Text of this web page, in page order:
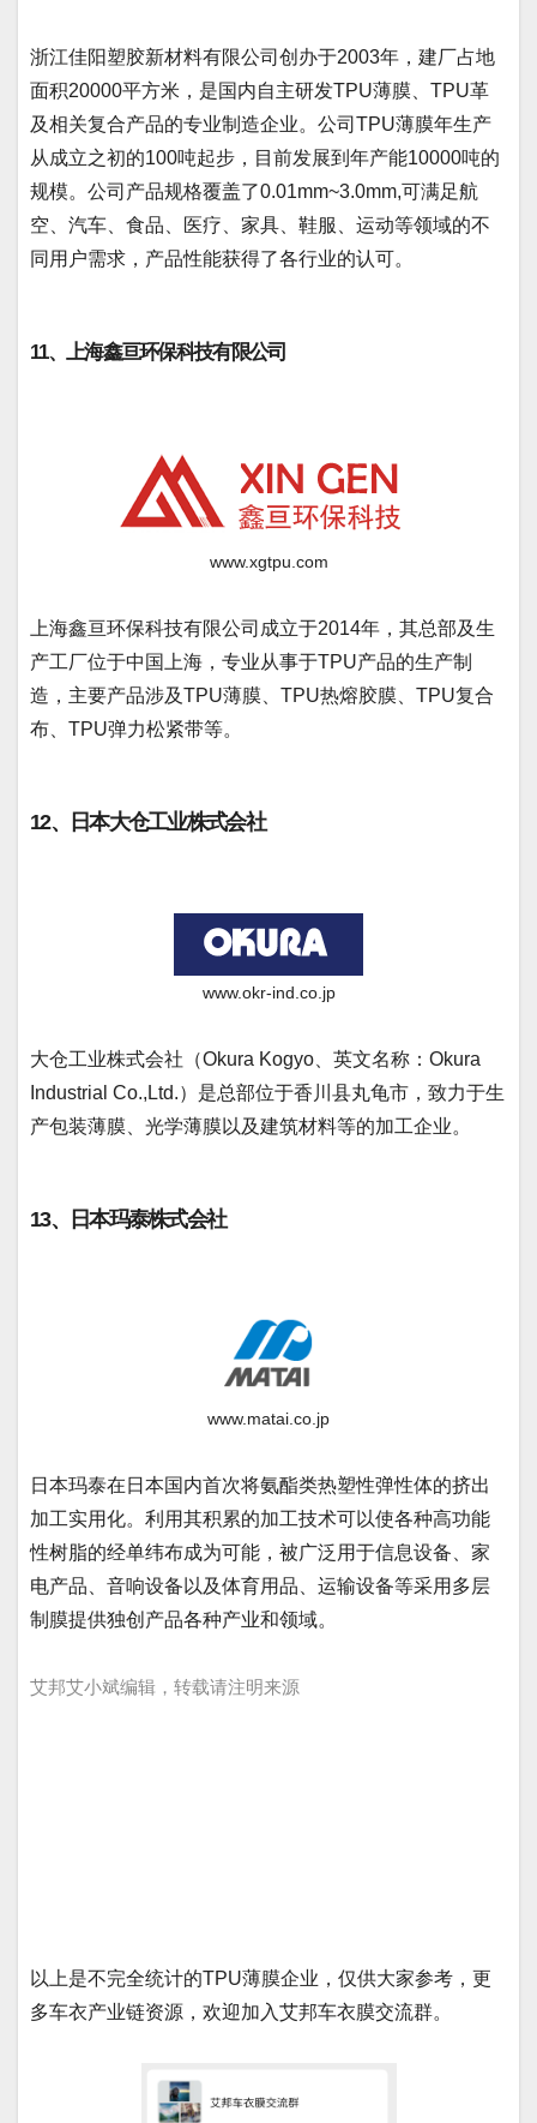
浙江佳阳塑胶新材料有限公司创办于2003年，建厂占地
面积20000平方米，是国内自主研发TPU薄膜、TPU革
及相关复合产品的专业制造企业。公司TPU薄膜年生产
从成立之初的100吨起步，目前发展到年产能10000吨的
规模。公司产品规格覆盖了0.01mm~3.0mm,可满足航
空、汽车、食品、医疗、家具、鞋服、运动等领域的不
同用户需求，产品性能获得了各行业的认可。
11、上海鑫亘环保科技有限公司
www.xgtpu.com
上海鑫亘环保科技有限公司成立于2014年，其总部及生
产工厂位于中国上海，专业从事于TPU产品的生产制
造，主要产品涉及TPU薄膜、TPU热熔胶膜、TPU复合
布、TPU弹力松紧带等。
12、日本大仓工业株式会社
www.okr-ind.co.jp
大仓工业株式会社（Okura Kogyo、英文名称：Okura
Industrial Co.,Ltd.）是总部位于香川县丸龟市，致力于生
产包装薄膜、光学薄膜以及建筑材料等的加工企业。
13、日本玛泰株式会社
www.matai.co.jp
日本玛泰在日本国内首次将氨酯类热塑性弹性体的挤出
加工实用化。利用其积累的加工技术可以使各种高功能
性树脂的经单纬布成为可能，被广泛用于信息设备、家
电产品、音响设备以及体育用品、运输设备等采用多层
制膜提供独创产品各种产业和领域。
艾邦艾小斌编辑，转载请注明来源
以上是不完全统计的TPU薄膜企业，仅供大家参考，更
多车衣产业链资源，欢迎加入艾邦车衣膜交流群。